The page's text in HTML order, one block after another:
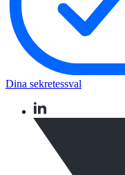
Dina sekretessval